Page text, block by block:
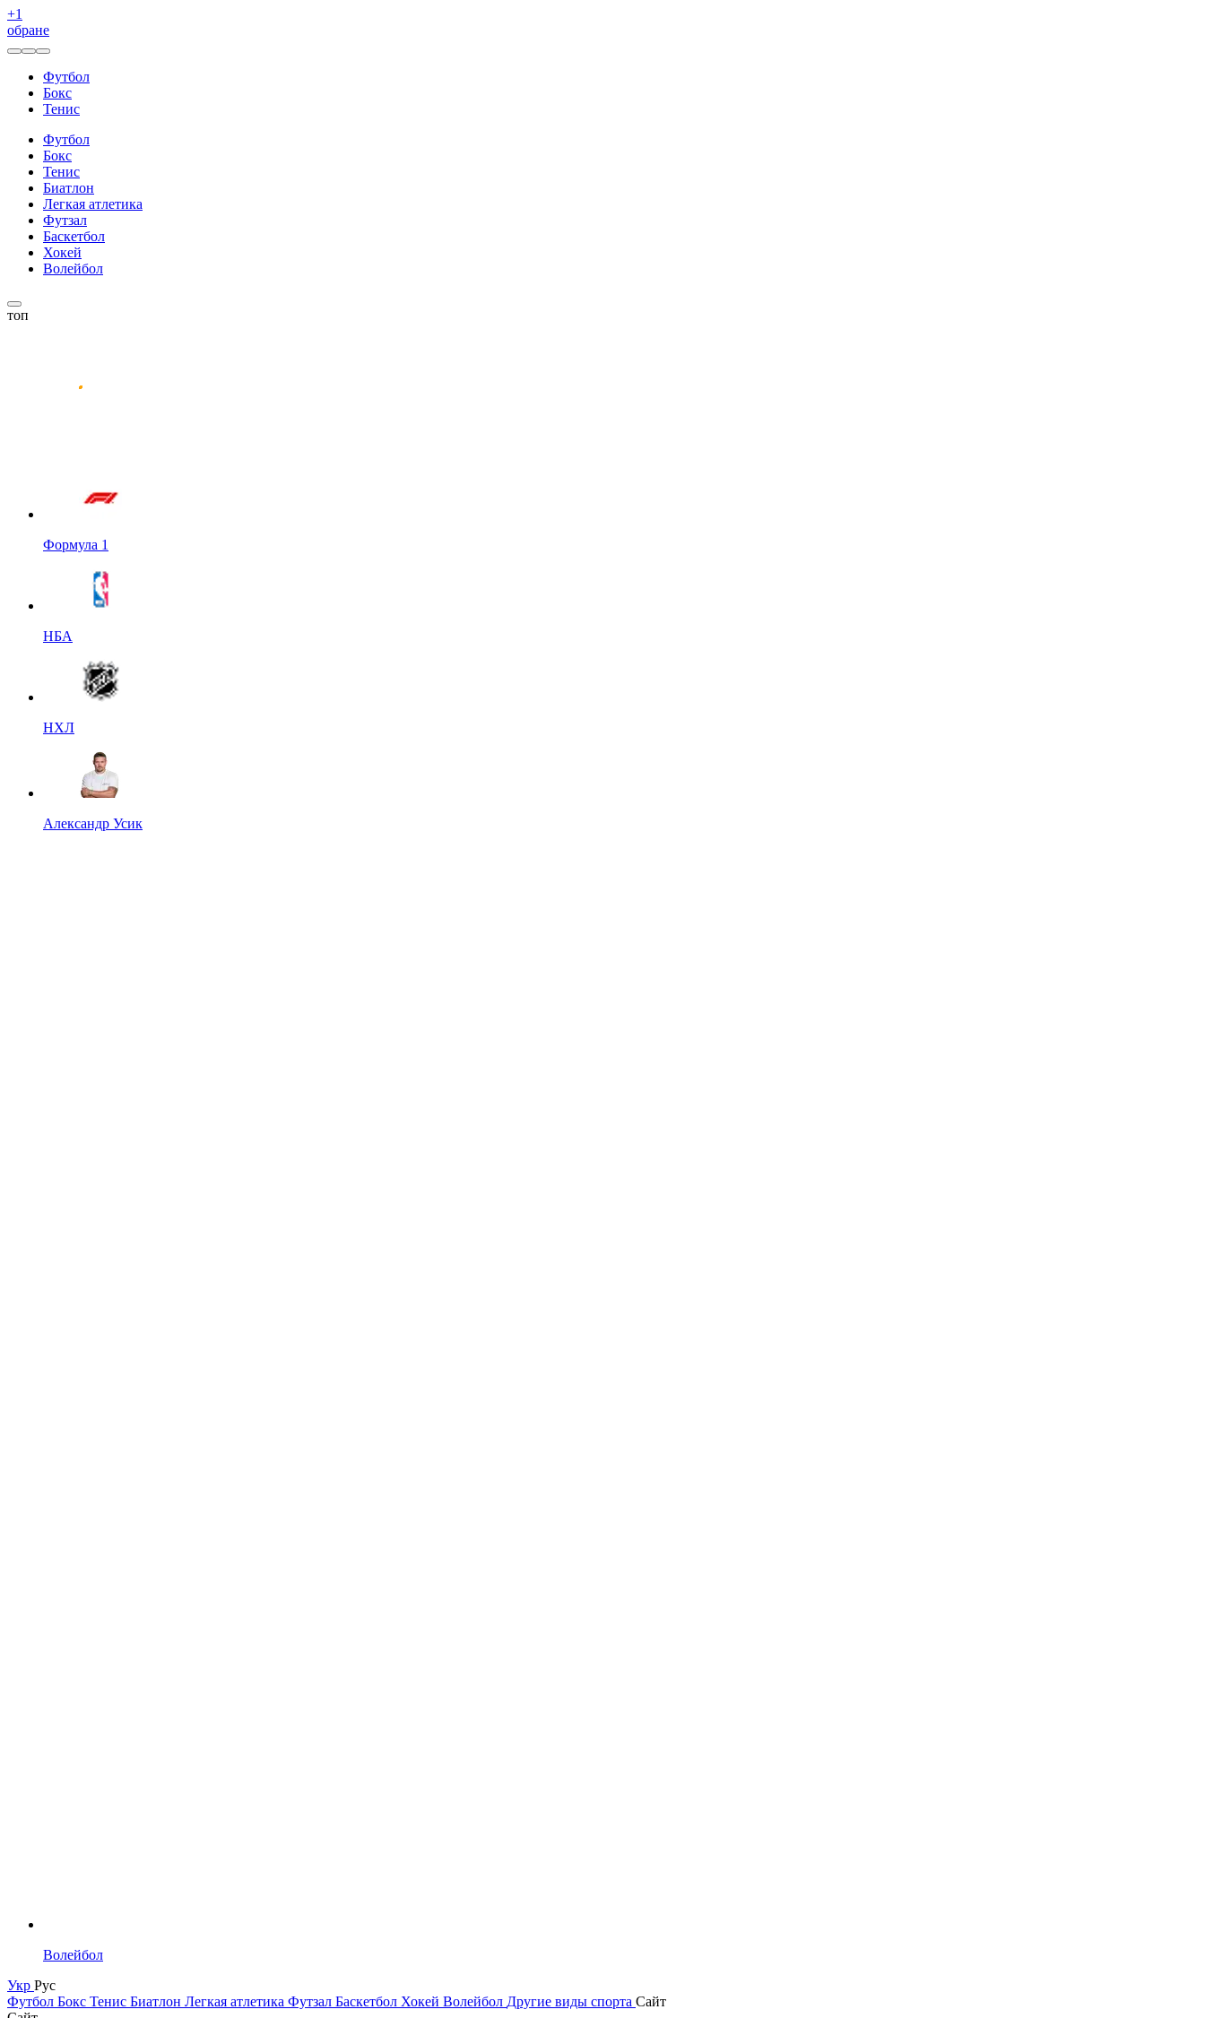
+1
обране
Футбол
Бокс
Тенис
Футбол
Бокс
Тенис
Биатлон
Легкая атлетика
Футзал
Баскетбол
Хокей
Волейбол
топ
Формула 1
НБА
НХЛ
Александр Усик
Волейбол
Укр Рус
Футбол Бокс Тенис Биатлон Легкая атлетика Футзал Баскетбол Хокей Волейбол Другие виды спорта Сайт